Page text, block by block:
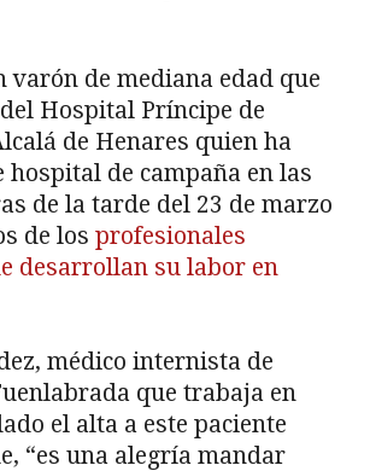
varón de mediana edad que
Hospital Príncipe de
de Henares quien ha
hospital de campaña en las
de la tarde del 23 de marzo
de los profesionales
desarrollan su labor en
médico internista de
que trabaja en
el alta a este paciente
“es una alegría mandar